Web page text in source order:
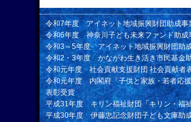
令和7年度 アイネット地域振興財団助成事
令和6年度 神奈川子ども未来ファンド助成
令和3～5年度 アイネット地域振興財団助
令和2・3年度 かながわ生き活き市民基金
令和元年度 社会貢献支援財団 社会貢献者
令和元年度 内閣府「子供と家族・若者応
表彰受賞
平成31年度 キリン福祉財団「キリン・福
平成30年度 伊藤忠記念財団子ども文庫助